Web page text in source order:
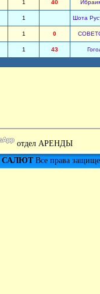
1 40
1 Шота
1 0
1 43
отдел АРЕНДЫ
САЛЮТВсе права